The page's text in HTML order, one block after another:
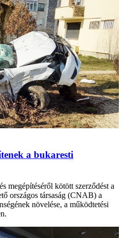
a bukaresti
megépítéséről kötött szerződést a
országos társaság (CNAB) a
növelése, a működtetési